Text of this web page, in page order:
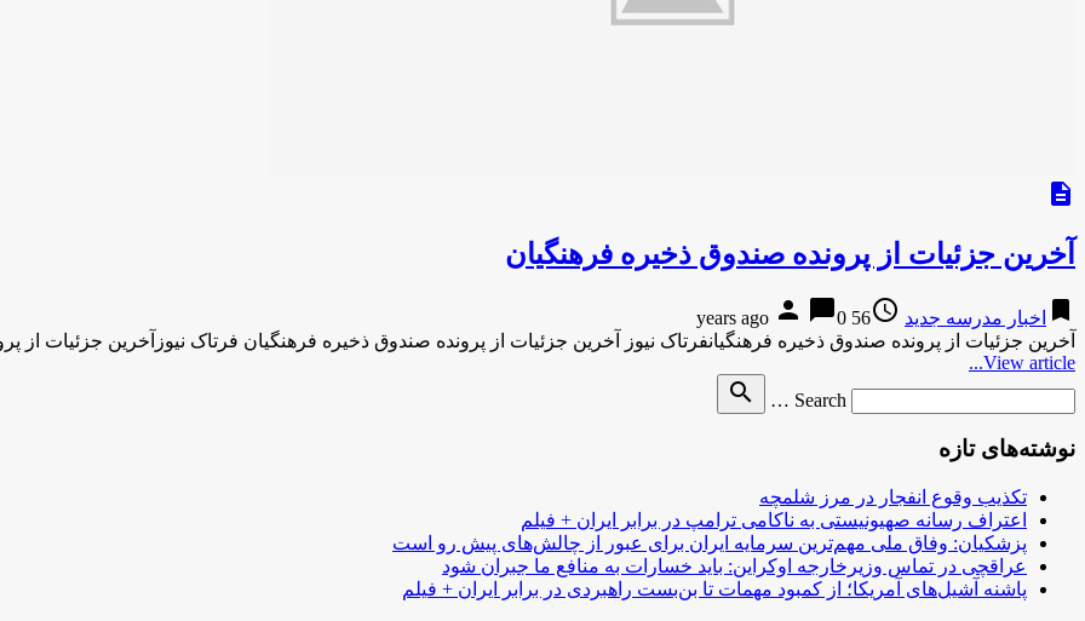
description
آخرین جزئیات از پرونده صندوق ذخیره فرهنگیان
bookmark اخبار مدرسه جدید access_time
56 years ago
person chat_bubble0
آخرین جزئیات از پرونده صندوق ذخیره فرهنگیانفرتاک نیوز آخرین جزئیات از پرونده صندوق ذخیره فرهنگیان فرتاک نیوزآخرین جزئیات از
View article...
Search …
search
نوشته‌های تازه
تکذیب وقوع انفجار در مرز شلمچه
اعتراف رسانه صهیونیستی به ناکامی ترامپ در برابر ایران + فیلم
پزشکیان: وفاق ملی مهم‌ترین سرمایه ایران برای عبور از چالش‌های پیش رو است
عراقچی در تماس وزیرخارجه اوکراین: باید خسارات به منافع ما جبران شود
پاشنه آشیل‌های آمریکا؛ از کمبود مهمات تا بن‌بست راهبردی در برابر ایران + فیلم